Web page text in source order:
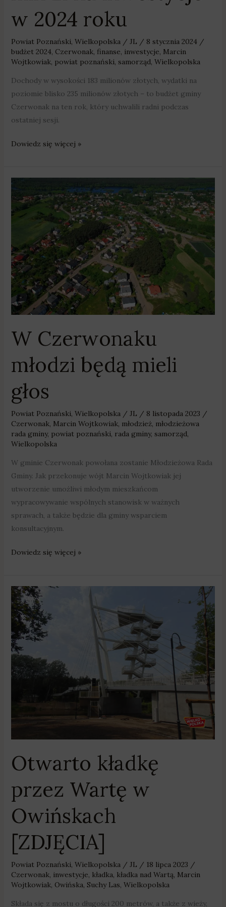
w 2024 roku
Powiat Poznański, Wielkopolska/ JL / 8 stycznia 2024 /
budżet 2024, Czerwonak, finanse, inwestycje, Marcin
Wojtkowiak, powiat poznański, samorząd, Wielkopolska
Dochody w wysokości 183 milionów złotych, wydatki na
poziomie blisko 235 milionów złotych – to budżet gminy
Czerwonak na ten rok, który uchwalili radni podczas
ostatniej sesji.
Dowiedz się więcej »
W Czerwonaku
młodzi będą mieli
głos
Powiat Poznański Wielkopolska / JL / 8 listopada 2023 /
Czerwonak, Marcin Wojtkowiak, młodzież, młodzieżowa
rada gminy, powiat poznański rada gminy, samorząd
Wielkopolska
W gminie Czerwonak powołana zostanie Młodzieżowa Rada
Gminy. Jak przekonuje wójt Marcin Wojtkowiak jej
utworzenie umożliwi młodym mieszkańcom
wypracowywanie wspólnych stanowisk w ważnych
sprawach, a także będzie dla gminy wsparciem
konsultacyjnym.
W
Czerwonaku
młodzi
głos
Dowiedz się więcej »
Otwarto kładkę
przez Wartę w
Owińskach
[ZDJĘCIA]
Powiat Poznański, Wielkopolska/ JL / 18 lipca 2023 /
Czerwonak, inwestycje, kładka, kładka nad Wartą, Marcin
Wojtkowiak, Owińska, Suchy Las, Wielkopolska
Składa się z mostu o długości 200 metrów, a także z wieży,
Otwarto
kładkę
przez
Wartę
w
Owińskach
[ZDJĘCIA]